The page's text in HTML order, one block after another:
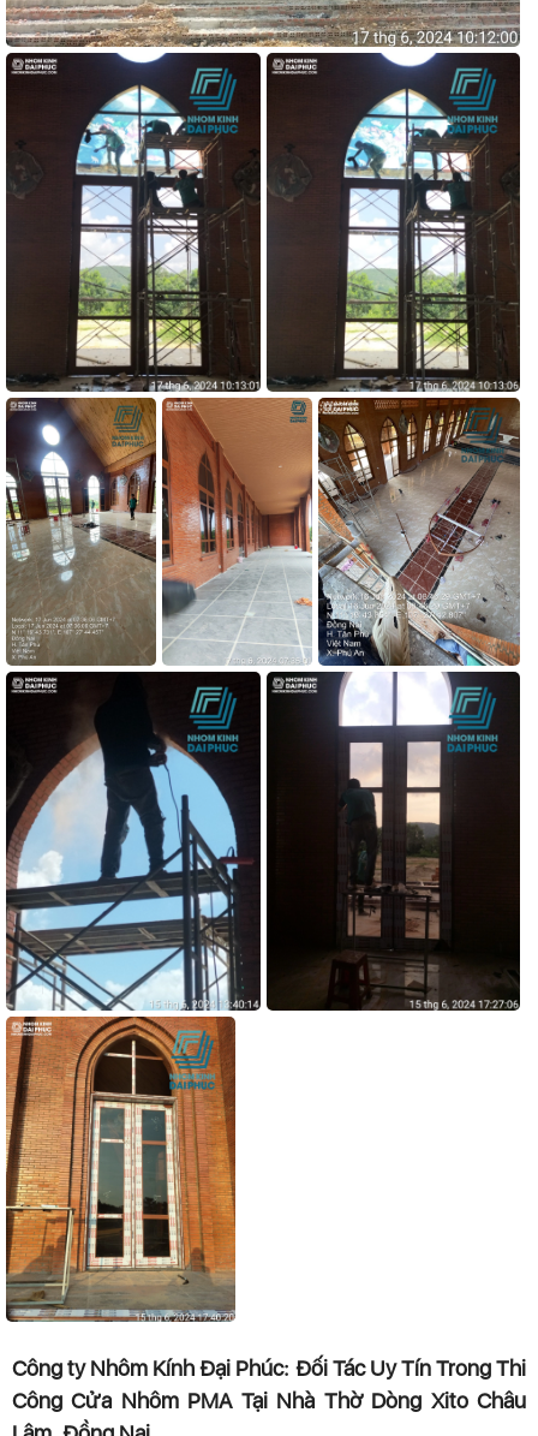
Công ty Nhôm Kính Đại Phúc: Đối Tác Uy Tín Trong Thi
Công Cửa Nhôm PMA Tại Nhà Thờ Dòng Xito Châu